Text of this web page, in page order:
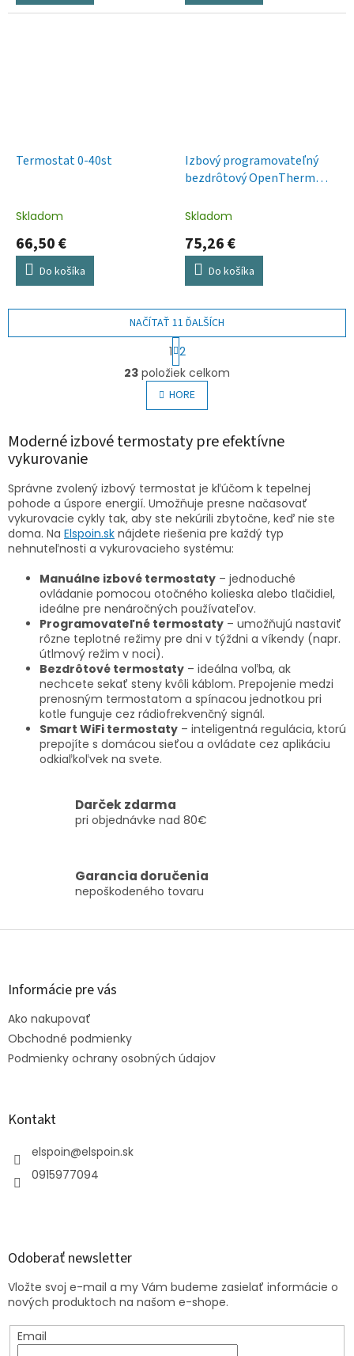
Termostat 0-40st
Skladom
66,50 €
Do košíka
Izbový programovateľný
bezdrôtový OpenTherm
Skladom
75,26 €
Do košíka
O
v
l
á
a
e
p
r
v
k
v
ý
p
i
s
NAČÍTAŤ 11 ĎALŠÍCH
S
t
r
á
n
k
v
a
e
1 2
23 položiek celkom
HORE
Moderné izbové termostaty pre efektívne
vykurovanie
Správne zvolený izbový termostat je kľúčom k tepelnej
pohode a úspore energií. Umožňuje presne načasovať
vykurovacie cykly tak, aby ste nekúrili zbytočne, keď nie ste
doma. Na Elspoin.sk nájdete riešenia pre každý typ
nehnuteľnosti a vykurovacieho systému:
Manuálne izbové termostaty – jednoduché
ovládanie pomocou otočného kolieska alebo tlačidiel,
ideálne pre nenáročných používateľov.
Programovateľné termostaty – umožňujú nastaviť
rôzne teplotné režimy pre dni v týždni a víkendy (napr.
útlmový režim v noci).
Bezdrôtové termostaty – ideálna voľba, ak
nechcete sekať steny kvôli káblom. Prepojenie medzi
prenosným termostatom a spínacou jednotkou pri
kotle funguje cez rádiofrekvenčný signál.
Smart WiFi termostaty – inteligentná regulácia, ktorú
prepojíte s domácou sieťou a ovládate cez aplikáciu
odkiaľkoľvek na svete.
Darček zdarma
pri objednávke nad 80€
Garancia doručenia
nepoškodeného tovaru
Z
Informácie pre vás
Ako nakupovať
Obchodné podmienky
Podmienky ochrany osobných údajov
Kontakt
elspoin@elspoin.sk
0915977094
Odoberať newsletter
Vložte svoj e-mail a my Vám budeme zasielať informácie o
nových produktoch na našom e-shope.
Email